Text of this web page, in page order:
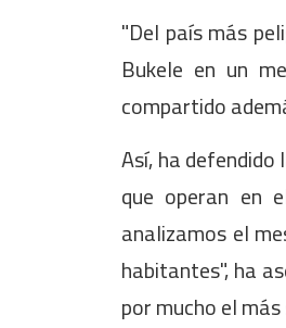
"Del país más
Bukele en un
compartido
Así, ha
que operan en
analizamos el
habitantes", ha
por mucho el